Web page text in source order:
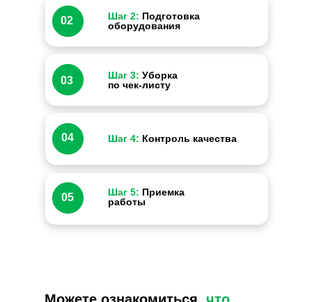
Шаг 5: Приемка
работы
05
Шаг 4: Контроль качества
04
Шаг 3: Уборка
по чек-листу
03
Шаг 2: Подготовка
оборудования
02